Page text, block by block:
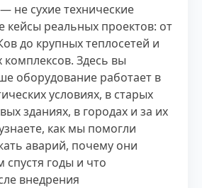
не сухие технические
кейсы реальных проектов: от
до крупных теплосетей и
Здесь вы
оборудование работает в
условиях, в старых
зданиях, в городах и за их
как мы помогли
аварий, почему они
спустя годы и что
внедрения